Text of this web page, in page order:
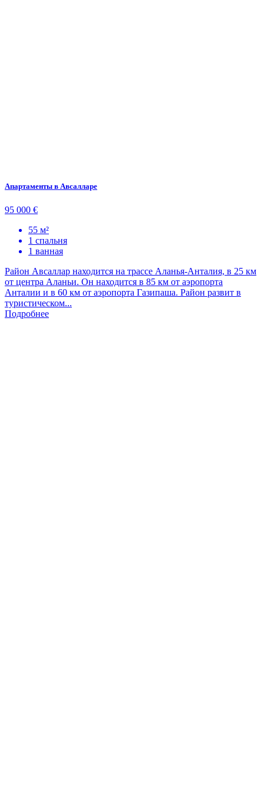
Апартаменты в Авсалларе
95 000 €
55 м²
1 спальня
1 ванная
Район Авсаллар находится на трассе Аланья-Анталия, в 25 км
от центра Аланьи. Он находится в 85 км от аэропорта
Анталии и в 60 км от аэропорта Газипаша. Район развит в
туристическом...
Подробнее